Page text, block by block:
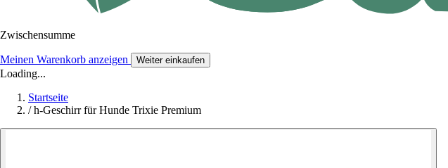
Zwischensumme
Meinen Warenkorb anzeigen Weiter einkaufen
Loading...
Startseite
/ h-Geschirr für Hunde Trixie Premium